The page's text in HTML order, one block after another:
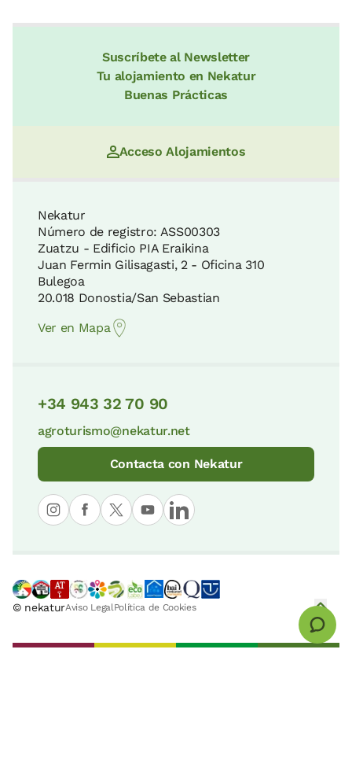
Suscríbete al Newsletter
Tu alojamiento en Nekatur
Buenas Prácticas
Acceso Alojamientos
Nekatur
Número de registro: ASS00303
Zuatzu - Edificio PIA Eraikina
Juan Fermin Gilisagasti, 2 - Oficina 310
Bulegoa
20.018 Donostia/San Sebastian
Ver en Mapa
+34 943 32 70 90
agroturismo@nekatur.net
Contacta con Nekatur
© nekaturAviso LegalPolítica de Cookies